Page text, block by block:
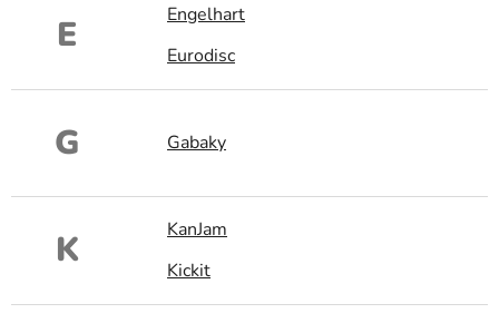
E
Engelhart
Eurodisc
G Gabaky
K
KanJam
Kickit